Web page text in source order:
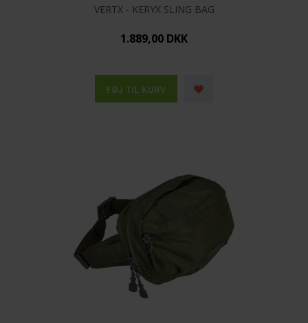
VERTX - KERYX SLING BAG
1.889,00 DKK